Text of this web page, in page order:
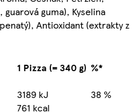
guma), Kyselina
Antioxidant (extrakty z
1 Pizza (= 340 g) %*
3189 kJ
38 %
761 kcal